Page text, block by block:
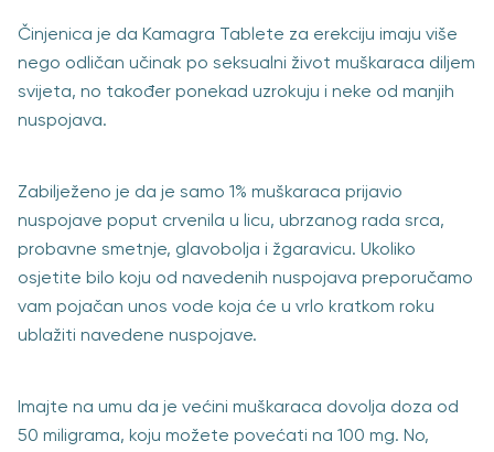
Činjenica je da Kamagra Tablete za erekciju imaju više
nego odličan učinak po seksualni život muškaraca diljem
svijeta, no također ponekad uzrokuju i neke od manjih
nuspojava.
Zabilježeno je da je samo 1% muškaraca prijavio
nuspojave poput crvenila u licu, ubrzanog rada srca,
probavne smetnje, glavobolja i žgaravicu. Ukoliko
osjetite bilo koju od navedenih nuspojava preporučamo
vam pojačan unos vode koja će u vrlo kratkom roku
ublažiti navedene nuspojave.
Imajte na umu da je većini muškaraca dovolja doza od
50 miligrama, koju možete povećati na 100 mg. No,